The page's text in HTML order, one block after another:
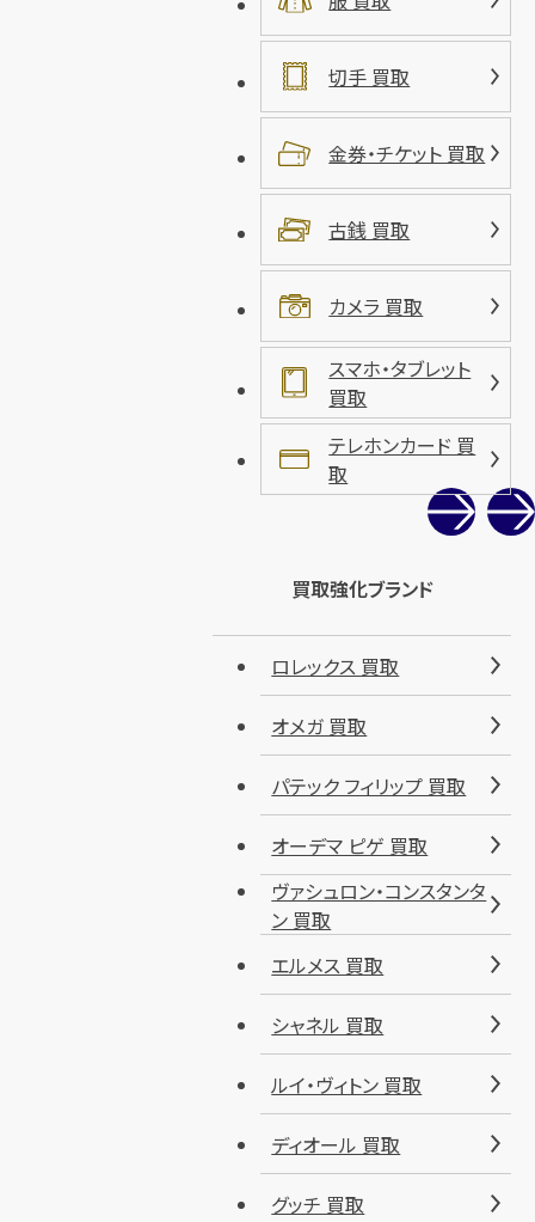
切手 買取
金券・チケット 買取
古銭 買取
カメラ 買取
スマホ・タブレット
買取
テレホンカード 買
取
買取強化ブランド
ロレックス 買取
オメガ 買取
パテック フィリップ 買取
オーデマ ピゲ 買取
ヴァシュロン・コンスタンタ
ン 買取
エルメス 買取
シャネル 買取
ルイ・ヴィトン 買取
ディオール 買取
グッチ 買取